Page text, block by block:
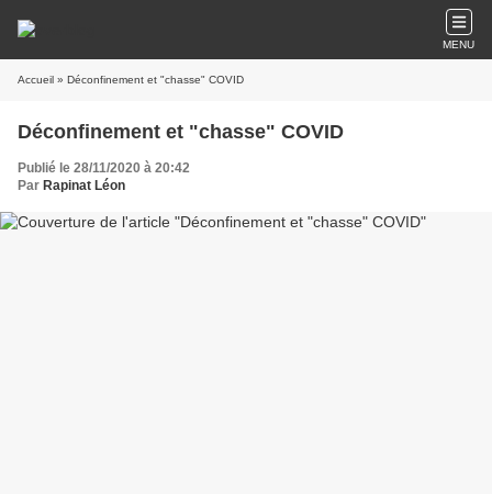
MENU
Accueil » Déconfinement et "chasse" COVID
Déconfinement et "chasse" COVID
Publié le 28/11/2020 à 20:42
Par Rapinat Léon